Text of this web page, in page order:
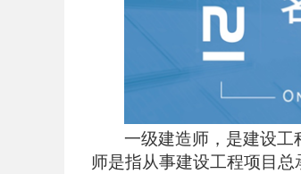
一级建造师，是建设工
师是指从事建设工程项目